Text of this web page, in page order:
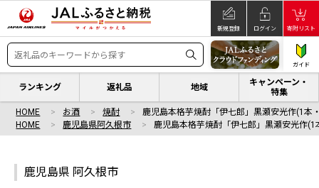
新規登録 ログイン 寄附リスト
ガイド
ランキング 返礼品 地域
キャンペーン・
特集
HOME お酒 焼酎
鹿児島本格芋焼酎「伊七郎」黒瀬安光作(1本
HOME
鹿児島県阿久根市 鹿児島本格芋焼酎「伊七郎」黒瀬安光作
鹿児島県 阿久根市